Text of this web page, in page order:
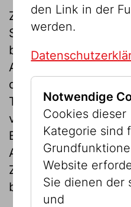
Zeugnisse der
Sammlungen des
bestehen aus
Archivalien, Grafiken,
dreidimensionalen
Textilien. Alle
verändern sich durch
Benutzung und
Aufgabe von
Zeugnisse der
bewahren.
den Link in der
werden.
Notwendige
Cookies dieser
Kategorie sind
Website
Sie dienen der
und